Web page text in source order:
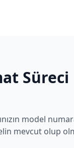
Süreci
model
mevcut olup